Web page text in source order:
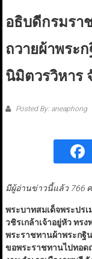
อธิบดีกรมร
ถวายผ้าพระ
นิมิตวรวิหาร
Posted By: aneaphong
มีผู้อ่านข่าวนี้แล้ว 766
พระบาทสมเด็จพระปร
วชิรเกล้าเจ้าอยู่หัว ทร
พระราชทานผ้าพระกฐิ
ขอพระราชทานไปทอด